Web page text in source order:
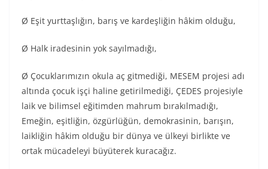
Ø Eşit yurttaşlığın, barış ve kardeşliğin hâkim olduğu,
Ø Halk iradesinin yok sayılmadığı,
Ø Çocuklarımızın okula aç gitmediği, MESEM projesi adı
altında çocuk işçi haline getirilmediği, ÇEDES projesiyle
laik ve bilimsel eğitimden mahrum bırakılmadığı,
Emeğin, eşitliğin, özgürlüğün, demokrasinin, barışın,
laikliğin hâkim olduğu bir dünya ve ülkeyi birlikte ve
ortak mücadeleyi büyüterek kuracağız.